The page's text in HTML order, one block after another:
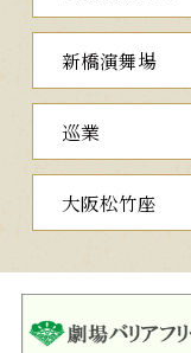
とができるのか。洒
月らしさを盛り込ん
い。
源氏への復讐に執
豪傑が江の島の岩窟
新橋演舞場
巡業
大阪松竹座